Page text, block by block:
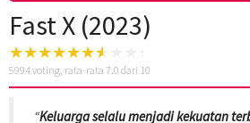
Fast X (2023)
5994voting, rata-rata 7.0 dari 10
“Keluarga selalu menjadi kekuatan